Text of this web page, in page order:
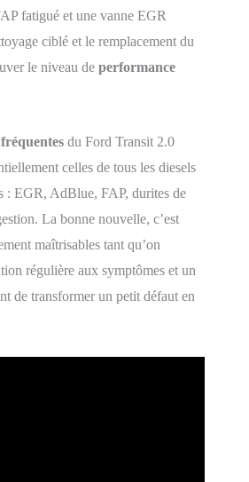
fatigué et une vanne EGR
ciblé et le remplacement du
le niveau de performance
du Ford Transit 2.0
celles de tous les diesels
: EGR, AdBlue, FAP, durites de
La bonne nouvelle, c’est
maîtrisables tant qu’on
régulière aux symptômes et un
de transformer un petit défaut en